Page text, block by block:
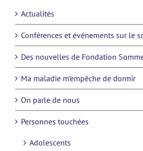
Actualités
Conférences et événements sur le
Des nouvelles de Fondation
Ma maladie m’empêche de dormir
On parle de nous
Personnes touchées
Adolescents